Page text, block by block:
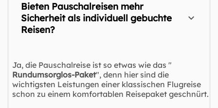
Bieten Pauschalreisen mehr
Sicherheit als individuell gebuchte
Reisen?
Ja, die Pauschalreise ist so etwas wie das "
Rundumsorglos-Paket", denn hier sind die
wichtigsten Leistungen einer klassischen Flugreise
schon zu einem komfortablen Reisepaket geschnürt.